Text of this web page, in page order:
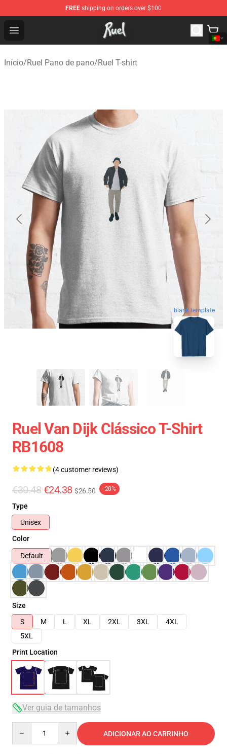
FREE shipping on orders over $100
Open menu
Ruel Store - Official Ruel Merchandise Shop
Início/Ruel Pano de pano/Ruel T-shirt
blank template
Ruel Van Dijk Clássico T-Shirt
RB1608
(4 customer reviews)
€30.48 €24.38 $26.50 -20%
Type
Unisex
Color
Default
Size
S
M L XL 2XL 3XL
4XL
5XL
Print Location
Ver guia de tamanhos
ADICIONAR AO CARRINHO